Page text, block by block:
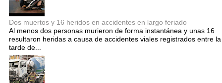
Dos muertos y 16 heridos en accidentes en largo feriado
Al menos dos personas murieron de forma instantánea y unas 16
resultaron heridas a causa de accidentes viales registrados entre la
tarde de...